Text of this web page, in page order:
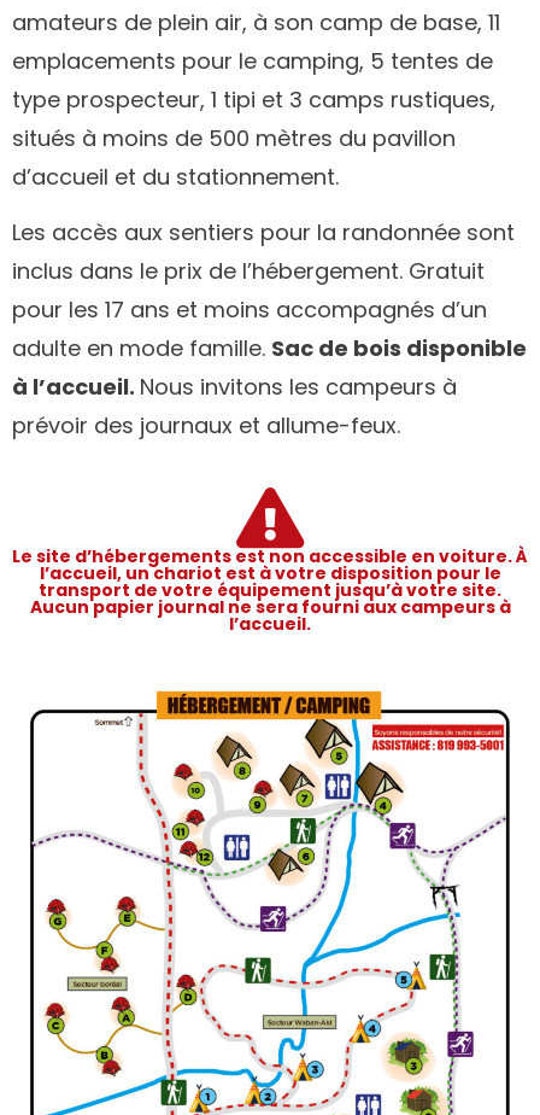
amateurs de plein air, à son camp de base, 11
emplacements pour le camping, 5 tentes de
type prospecteur, 1 tipi et 3 camps rustiques,
situés à moins de 500 mètres du pavillon
d’accueil et du stationnement.
Les accès aux sentiers pour la randonnée sont
inclus dans le prix de l’hébergement. Gratuit
pour les 17 ans et moins accompagnés d’un
adulte en mode famille. Sac de bois disponible
à l’accueil. Nous invitons les campeurs à
prévoir des journaux et allume-feux.
Le site d’hébergements est non accessible en voiture. À
l’accueil, un chariot est à votre disposition pour le
transport de votre équipement jusqu’à votre site.
Aucun papier journal ne sera fourni aux campeurs à
l’accueil.